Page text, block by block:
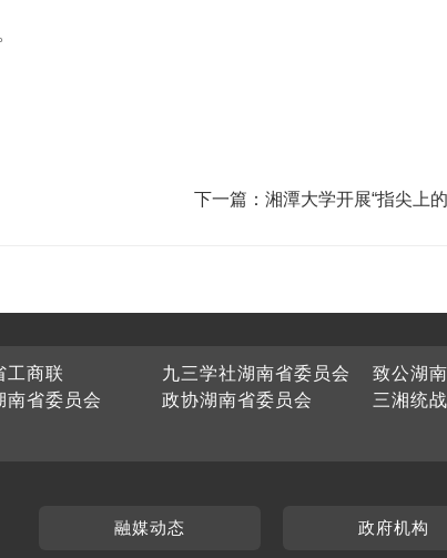
下一篇：湘潭大学开展“指尖上
工商联 九三学社湖南省委员会 致公湖
南省委员会 政协湖南省委员会 三湘统战
融媒动态 政府机构